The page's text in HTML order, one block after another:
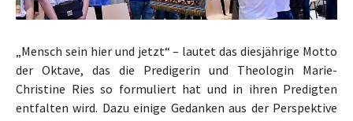
„Mensch sein hier und jetzt“ – lautet das diesjährige Motto
der Oktave, das die Predigerin und Theologin Marie-
Christine Ries so formuliert hat und in ihren Predigten
entfalten wird. Dazu einige Gedanken aus der Perspektive